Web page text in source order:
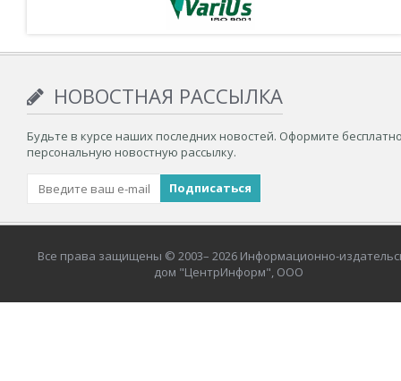
НОВОСТНАЯ РАССЫЛКА
Будьте в курсе наших последних новостей. Оформите
персональную новостную рассылку.
Все права защищены © 2003– 2026 Информационно-
дом "ЦентрИнформ", ООО